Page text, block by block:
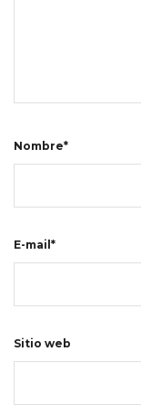
Nombre*
E-mail*
Sitio web